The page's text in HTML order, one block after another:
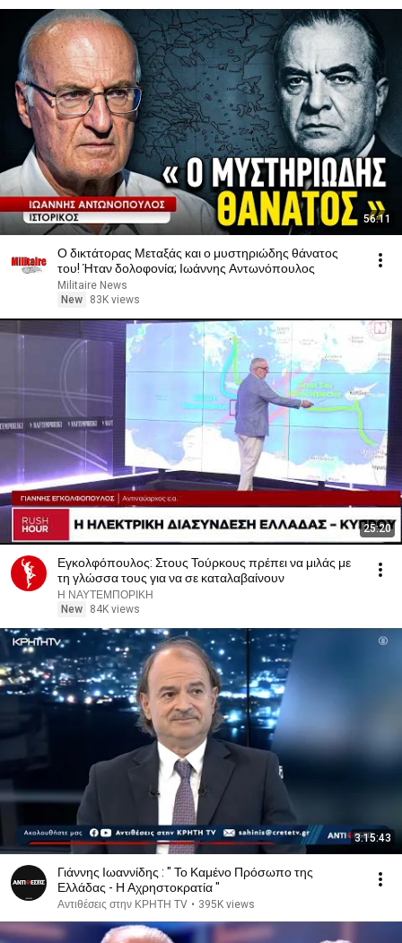
56:11
Ο δικτάτορας Μεταξάς και ο μυστηριώδης θάνατος
του! Ήταν δολοφονία; Ιωάννης Αντωνόπουλος
Militaire News
New
83K views
25:20
Εγκολφόπουλος: Στους Τούρκους πρέπει να μιλάς με
τη γλώσσα τους για να σε καταλαβαίνουν
Η ΝΑΥΤΕΜΠΟΡΙΚΗ
New
84K views
3:15:43
Γιάννης Ιωαννίδης : " Το Καμένο Πρόσωπο της
Ελλάδας - Η Αχρηστοκρατία "
Αντιθέσεις στην ΚΡΗΤΗ TV • 395K views